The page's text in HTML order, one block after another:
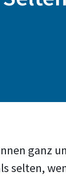
ganz
selten,